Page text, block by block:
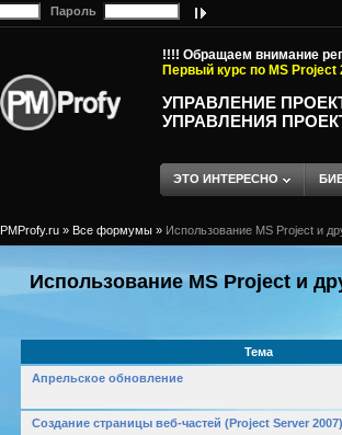
Пароль
!!!! Обращаем внимание
Первый курс по MS
УПРАВЛЕНИЕ
УПРАВЛЕНИЯ
ЭТО ИНТЕРЕСНО
PMProfy.ru » Все формумы » Использование MS Project и
Использование MS Project и
Тема
Апрельское обновление
Создание страницы веб-частей (Project Server 2007)